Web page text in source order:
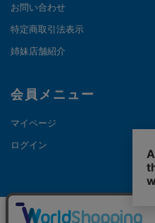
お問い合わせ
特定商取引法表示
姉妹店舗紹介
会員メニュー
マイページ
ログイン